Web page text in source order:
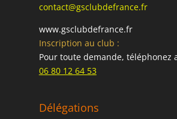
contact@gsclubdefrance.fr
www.gsclubdefrance.fr
Inscription au club :
Pour toute demande, téléphonez
06 80 12 64 53
Délégations